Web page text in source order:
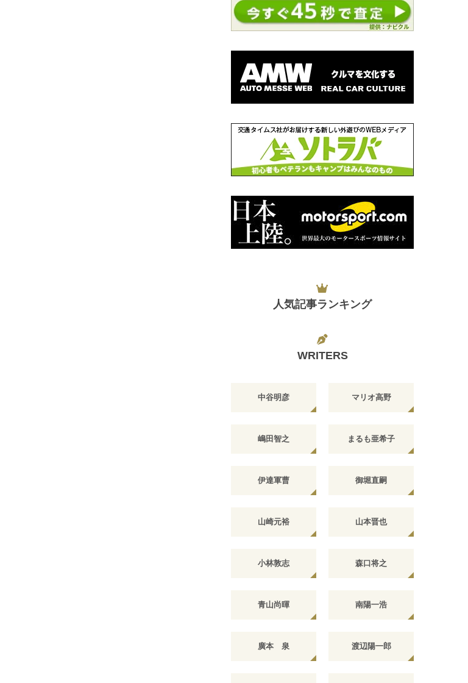
人気記事ランキング
WRITERS
中谷明彦 マリオ高野
嶋田智之 まるも亜希子
伊達軍曹 御堀直嗣
山崎元裕 山本晋也
小林敦志 森口将之
青山尚暉 南陽一浩
廣本 泉 渡辺陽一郎